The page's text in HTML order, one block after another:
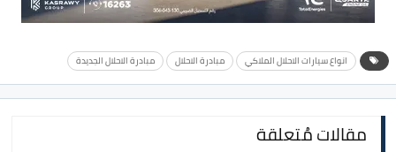
انواع سيارات الاحلال الملاكي مبادرة الاحلال مبادرة الاحلال الجديدة
مقالات مُتعلقة